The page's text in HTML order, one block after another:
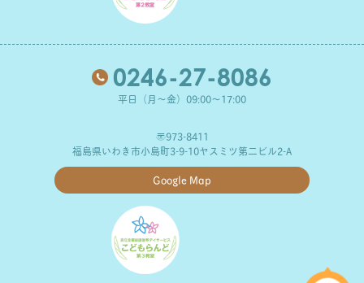
0246-27-8086
平日（月～金）09:00～17:00
〒973-8411
福島県いわき市小島町3-9-10ヤスミツ第二ビル2-A
Google Map